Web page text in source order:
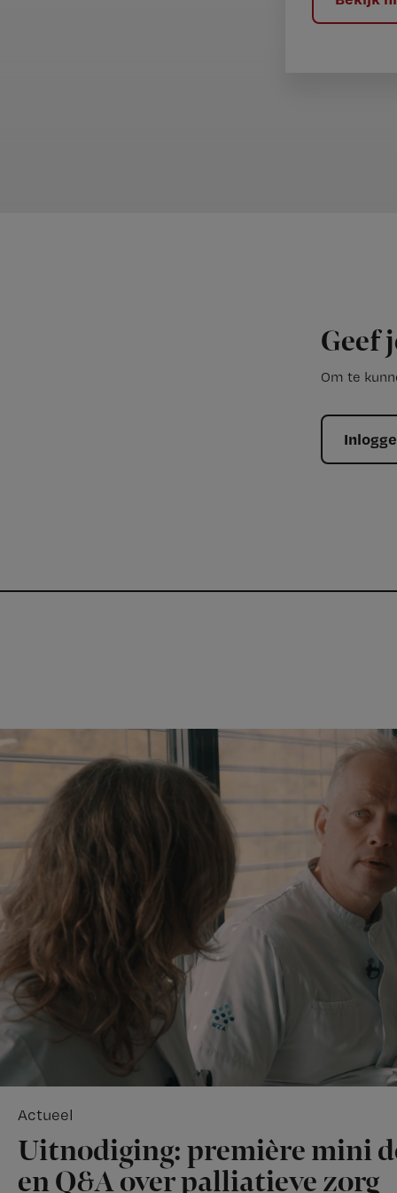
Geef
Om te
Actueel
Uitnodiging: première mini
en Q&A over palliatieve zorg